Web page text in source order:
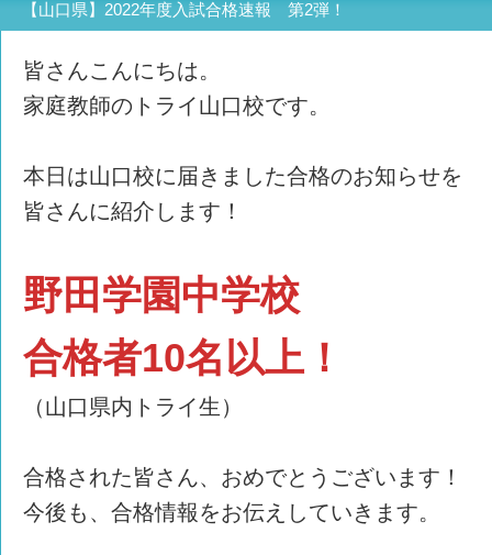
【山口県】2022年度入試合格速報 第2弾！
皆さんこんにちは。
家庭教師のトライ山口校です。
本日は山口校に届きました合格のお知らせを
皆さんに紹介します！
野田学園中学校
合格者10名以上！
（山口県内トライ生）
合格された皆さん、おめでとうございます！
今後も、合格情報をお伝えしていきます。